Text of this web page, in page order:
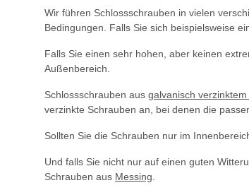
Wir führen Schlossschrauben in vielen
Bedingungen. Falls Sie sich beispielsweise
Falls Sie einen sehr hohen, aber keinen
Außenbereich.
Schlossschrauben aus galvanisch verzinktem
verzinkte Schrauben an, bei denen die
Sollten Sie die Schrauben nur im
Und falls Sie nicht nur auf einen guten
Schrauben aus Messing.